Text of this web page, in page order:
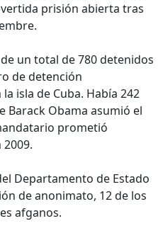
prisión abierta tras
un total de 780 detenidos
de detención
isla de Cuba. Había 242
Barack Obama asumió el
prometió
Departamento de Estado
de anonimato, 12 de los
afganos.